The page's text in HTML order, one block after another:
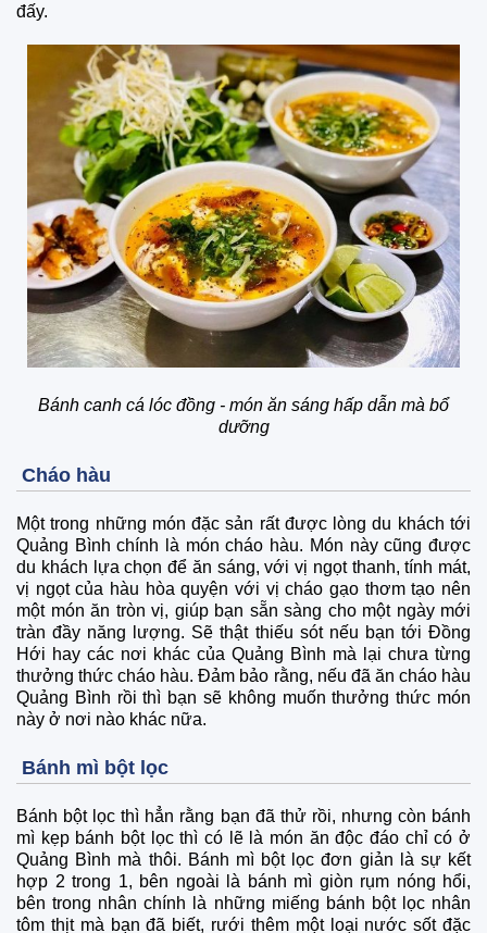
đấy.
Bánh canh cá lóc đồng - món ăn sáng hấp dẫn mà bổ
dưỡng
Cháo hàu
Một trong những món đặc sản rất được lòng du khách tới
Quảng Bình chính là món cháo hàu. Món này cũng được
du khách lựa chọn để ăn sáng, với vị ngọt thanh, tính mát,
vị ngọt của hàu hòa quyện với vị cháo gạo thơm tạo nên
một món ăn tròn vị, giúp bạn sẵn sàng cho một ngày mới
tràn đầy năng lượng. Sẽ thật thiếu sót nếu bạn tới Đồng
Hới hay các nơi khác của Quảng Bình mà lại chưa từng
thưởng thức cháo hàu. Đảm bảo rằng, nếu đã ăn cháo hàu
Quảng Bình rồi thì bạn sẽ không muốn thưởng thức món
này ở nơi nào khác nữa.
Bánh mì bột lọc
Bánh bột lọc thì hẳn rằng bạn đã thử rồi, nhưng còn bánh
mì kẹp bánh bột lọc thì có lẽ là món ăn độc đáo chỉ có ở
Quảng Bình mà thôi. Bánh mì bột lọc đơn giản là sự kết
hợp 2 trong 1, bên ngoài là bánh mì giòn rụm nóng hổi,
bên trong nhân chính là những miếng bánh bột lọc nhân
tôm thịt mà bạn đã biết, rưới thêm một loại nước sốt đặc